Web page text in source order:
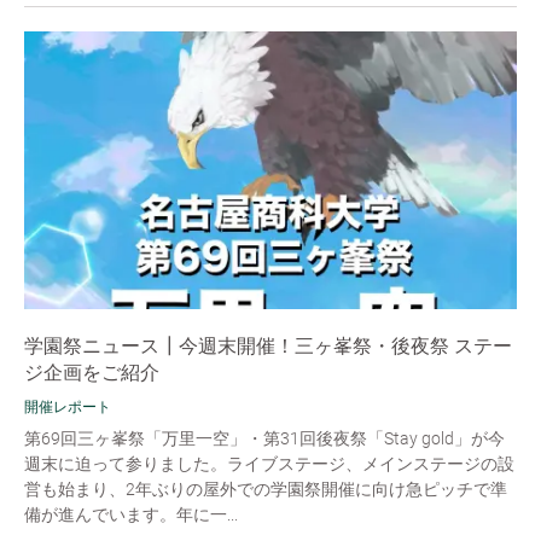
学園祭ニュース┃今週末開催！三ヶ峯祭・後夜祭 ステー
ジ企画をご紹介
開催レポート
第69回三ヶ峯祭「万里一空」・第31回後夜祭「Stay gold」が今
週末に迫って参りました。ライブステージ、メインステージの設
営も始まり、2年ぶりの屋外での学園祭開催に向け急ピッチで準
備が進んでいます。年に一...